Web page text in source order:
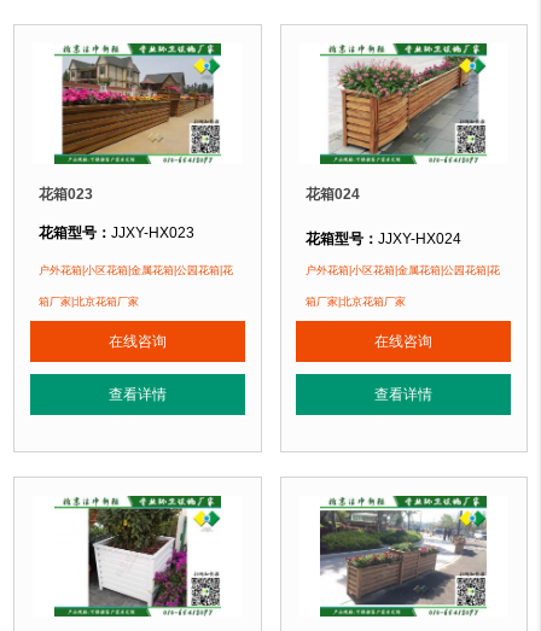
花箱023
花箱型号：JJXY-HX023
花箱规格：可根据客户需求定制！
花箱材质：金属镂空/铝合金/塑木/防腐木
花箱周期：现货花箱 即拍即发
1、花箱不会对环境产生污染。2、花箱在视觉上，线条流畅，外
正在使用该花箱的部分客户：
朝阳某小区、苏州某别墅区、海淀某小区....
户外花箱|小区花箱|金属花箱|公园花箱|花
箱厂家|北京花箱厂家
在线咨询
查看详情
花箱024
花箱型号： JJXY-HX024
花箱规格：可根据客户需求定制！
花箱材质：金属镂空/铝合金/塑木/防
花箱特点：1、花箱不会对环境产生
正在使用该花箱的部分客户：
朝阳某小区、苏州某别墅区、海淀某
户外花箱|小区花箱|金属花箱|公园花箱|花
箱厂家|北京花箱厂家
在线咨询
查看详情